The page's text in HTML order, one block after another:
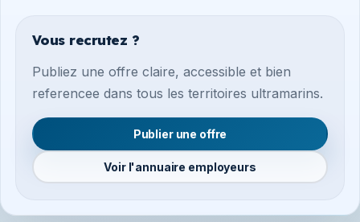
Vous recrutez ?
Publiez une offre claire, accessible et bien
referencee dans tous les territoires ultramarins.
Publier une offre
Voir l'annuaire employeurs